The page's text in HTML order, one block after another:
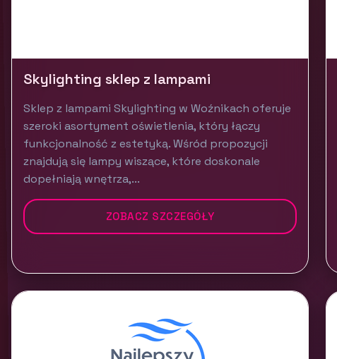
Skylighting sklep z lampami
Sklep z lampami Skylighting w Woźnikach oferuje
szeroki asortyment oświetlenia, który łączy
funkcjonalność z estetyką. Wśród propozycji
znajdują się lampy wiszące, które doskonale
dopełniają wnętrza,...
ZOBACZ SZCZEGÓŁY